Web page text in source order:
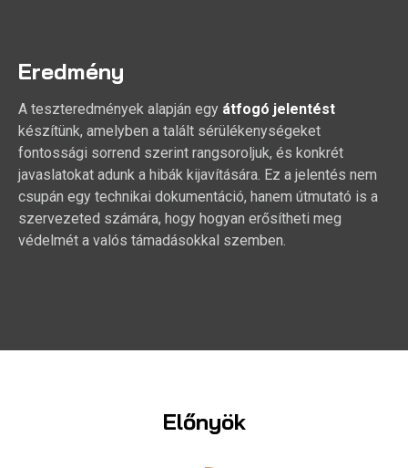
Eredmény
A teszteredmények alapján egy átfogó jelentést
készítünk, amelyben a talált sérülékenységeket
fontossági sorrend szerint rangsoroljuk, és konkrét
javaslatokat adunk a hibák kijavítására. Ez a jelentés nem
csupán egy technikai dokumentáció, hanem útmutató is a
szervezeted számára, hogy hogyan erősítheti meg
védelmét a valós támadásokkal szemben.
Előnyök